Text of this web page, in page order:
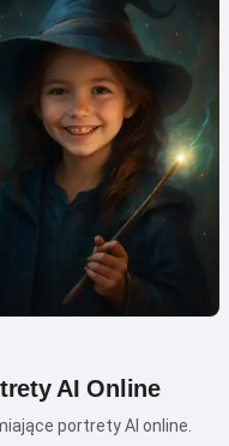
AI Online
portrety AI online.